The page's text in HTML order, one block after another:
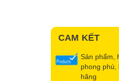
CAM KẾT
Sản phẩm,
phong phú,
hãng